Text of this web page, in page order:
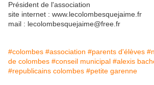
Président de l'association
site internet : www.lecolombesquejaime.fr
mail : lecolombesquejaime@free.fr
#colombes #association #parents d'élèves
de colombes #conseil municipal #alexis
#republicains colombes #petite garenne